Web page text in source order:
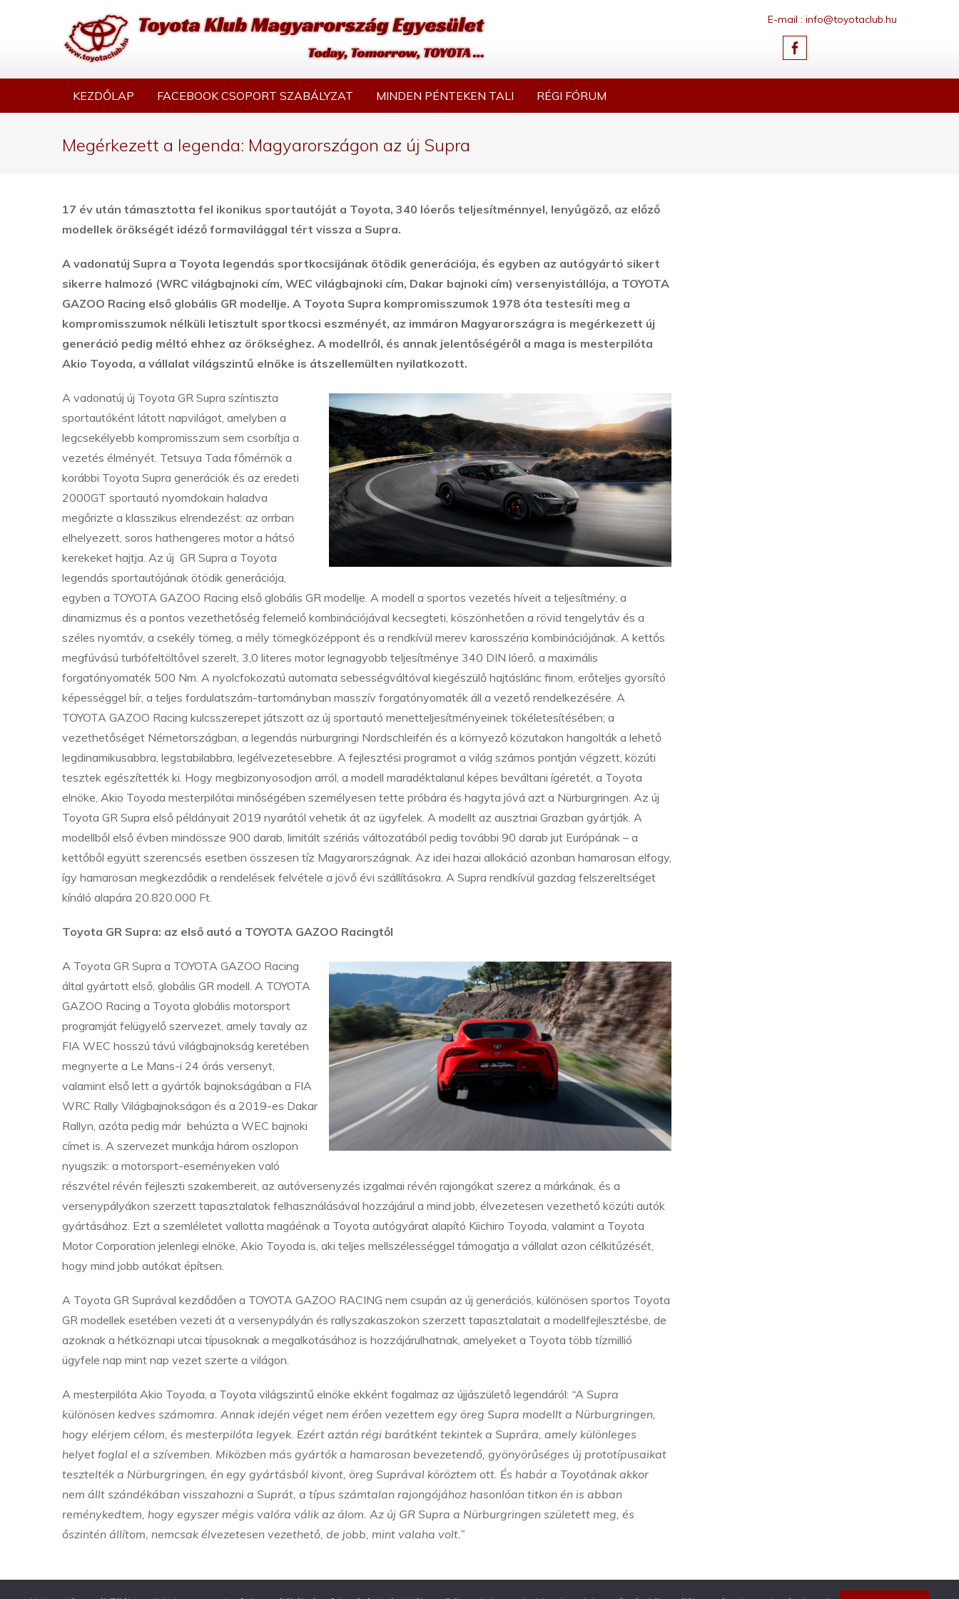
E-mail : info@toyotaclub.hu
KEZDŐLAP FACEBOOK CSOPORT SZABÁLYZAT MINDEN PÉNTEKEN TALI RÉGI FÓRUM
Megérkezett a legenda: Magyarországon az új Supra
17 év után támasztotta fel ikonikus sportautóját a Toyota, 340 lóerős teljesítménnyel, lenyűgöző, az előző
modellek örökségét idéző formavilággal tért vissza a Supra.
A vadonatúj Supra a Toyota legendás sportkocsijának ötödik generációja, és egyben az autógyártó sikert
sikerre halmozó (WRC világbajnoki cím, WEC világbajnoki cím, Dakar bajnoki cím) versenyistállója, a TOYOTA
GAZOO Racing első globális GR modellje. A Toyota Supra kompromisszumok 1978 óta testesíti meg a
kompromisszumok nélküli letisztult sportkocsi eszményét, az immáron Magyarországra is megérkezett új
generáció pedig méltó ehhez az örökséghez. A modellről, és annak jelentőségéről a maga is mesterpilóta
Akio Toyoda, a vállalat világszintű elnöke is átszellemülten nyilatkozott.
A vadonatúj új Toyota GR Supra színtiszta
sportautóként látott napvilágot, amelyben a
legcsekélyebb kompromisszum sem csorbítja a
vezetés élményét. Tetsuya Tada főmérnök a
korábbi Toyota Supra generációk és az eredeti
2000GT sportautó nyomdokain haladva
megőrizte a klasszikus elrendezést: az orrban
elhelyezett, soros hathengeres motor a hátsó
kerekeket hajtja. Az új GR Supra a Toyota
legendás sportautójának ötödik generációja,
egyben a TOYOTA GAZOO Racing első globális GR modellje. A modell a sportos vezetés híveit a teljesítmény, a
dinamizmus és a pontos vezethetőség felemelő kombinációjával kecsegteti, köszönhetően a rövid tengelytáv és a
széles nyomtáv, a csekély tömeg, a mély tömegközéppont és a rendkívül merev karosszéria kombinációjának. A kettős
megfúvású turbófeltöltővel szerelt, 3,0 literes motor legnagyobb teljesítménye 340 DIN lóerő, a maximális
forgatónyomaték 500 Nm. A nyolcfokozatú automata sebességváltóval kiegészülő hajtáslánc finom, erőteljes gyorsító
képességgel bír, a teljes fordulatszám-tartományban masszív forgatónyomaték áll a vezető rendelkezésére. A
TOYOTA GAZOO Racing kulcsszerepet játszott az új sportautó menetteljesítményeinek tökéletesítésében; a
vezethetőséget Németországban, a legendás nürburgringi Nordschleifén és a környező közutakon hangolták a lehető
legdinamikusabbra, legstabilabbra, legélvezetesebbre. A fejlesztési programot a világ számos pontján végzett, közúti
tesztek egészítették ki. Hogy megbizonyosodjon arról, a modell maradéktalanul képes beváltani ígéretét, a Toyota
elnöke, Akio Toyoda mesterpilótai minőségében személyesen tette próbára és hagyta jóvá azt a Nürburgringen. Az új
Toyota GR Supra első példányait 2019 nyarától vehetik át az ügyfelek. A modellt az ausztriai Grazban gyártják. A
modellből első évben mindössze 900 darab, limitált szériás változatából pedig további 90 darab jut Európának – a
kettőből együtt szerencsés esetben összesen tíz Magyarországnak. Az idei hazai allokáció azonban hamarosan elfogy,
így hamarosan megkezdődik a rendelések felvétele a jövő évi szállításokra. A Supra rendkívül gazdag felszereltséget
kínáló alapára 20.820.000 Ft.
Toyota GR Supra: az első autó a TOYOTA GAZOO Racingtől
A Toyota GR Supra a TOYOTA GAZOO Racing
által gyártott első, globális GR modell. A TOYOTA
GAZOO Racing a Toyota globális motorsport
programját felügyelő szervezet, amely tavaly az
FIA WEC hosszú távú világbajnokság keretében
megnyerte a Le Mans-i 24 órás versenyt,
valamint első lett a gyártók bajnokságában a FIA
WRC Rally Világbajnokságon és a 2019-es Dakar
Rallyn, azóta pedig már behúzta a WEC bajnoki
címet is. A szervezet munkája három oszlopon
nyugszik: a motorsport-eseményeken való
részvétel révén fejleszti szakembereit, az autóversenyzés izgalmai révén rajongókat szerez a márkának, és a
versenypályákon szerzett tapasztalatok felhasználásával hozzájárul a mind jobb, élvezetesen vezethető közúti autók
gyártásához. Ezt a szemléletet vallotta magáénak a Toyota autógyárat alapító Kiichiro Toyoda, valamint a Toyota
Motor Corporation jelenlegi elnöke, Akio Toyoda is, aki teljes mellszélességgel támogatja a vállalat azon célkitűzését,
hogy mind jobb autókat építsen.
A Toyota GR Suprával kezdődően a TOYOTA GAZOO RACING nem csupán az új generációs, különösen sportos Toyota
GR modellek esetében vezeti át a versenypályán és rallyszakaszokon szerzett tapasztalatait a modellfejlesztésbe, de
azoknak a hétköznapi utcai típusoknak a megalkotásához is hozzájárulhatnak, amelyeket a Toyota több tízmillió
ügyfele nap mint nap vezet szerte a világon.
A mesterpilóta Akio Toyoda, a Toyota világszintű elnöke ekként fogalmaz az újjászülető legendáról: “A Supra
különösen kedves számomra. Annak idején véget nem érően vezettem egy öreg Supra modellt a Nürburgringen,
hogy elérjem célom, és mesterpilóta legyek. Ezért aztán régi barátként tekintek a Suprára, amely különleges
helyet foglal el a szívemben. Miközben más gyártók a hamarosan bevezetendő, gyönyörűséges új prototípusaikat
tesztelték a Nürburgringen, én egy gyártásból kivont, öreg Suprával köröztem ott. És habár a Toyotának akkor
nem állt szándékában visszahozni a Suprát, a típus számtalan rajongójához hasonlóan titkon én is abban
reménykedtem, hogy egyszer mégis valóra válik az álom. Az új GR Supra a Nürburgringen született meg, és
őszintén állítom, nemcsak élvezetesen vezethető, de jobb, mint valaha volt.”